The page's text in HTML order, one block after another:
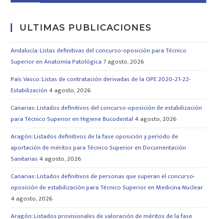
ULTIMAS PUBLICACIONES
Andalucía: Listas definitivas del concurso-oposición para Técnico
Superior en Anatomía Patológica 7 agosto, 2026
País Vasco: Listas de contratación derivadas de la OPE 2020-21-22-
Estabilización 4 agosto, 2026
Canarias: Listados definitivos del concurso-oposición de estabilización
para Técnico Superior en Higiene Bucodental 4 agosto, 2026
Aragón: Listados definitivos de la fase oposición y periodo de
aportación de méritos para Técnico Superior en Documentación
Sanitarias 4 agosto, 2026
Canarias: Listados definitivos de personas que superan el concurso-
oposición de estabilización para Técnico Superior en Medicina Nuclear
4 agosto, 2026
Aragón: Listados provisionales de valoración de méritos de la fase